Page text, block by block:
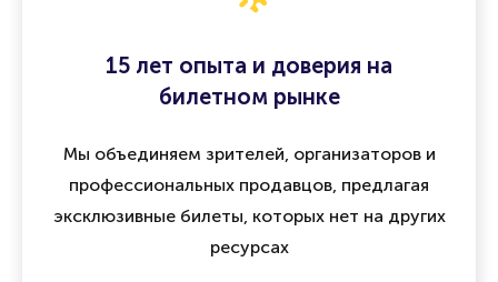
15 лет опыта и доверия на
билетном рынке
Мы объединяем зрителей, организаторов и
профессиональных продавцов, предлагая
эксклюзивные билеты, которых нет на других
ресурсах